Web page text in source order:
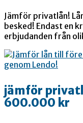
Jämför privatlån!
besked! Endast en
erbjudanden från
jämför
600.000 kr